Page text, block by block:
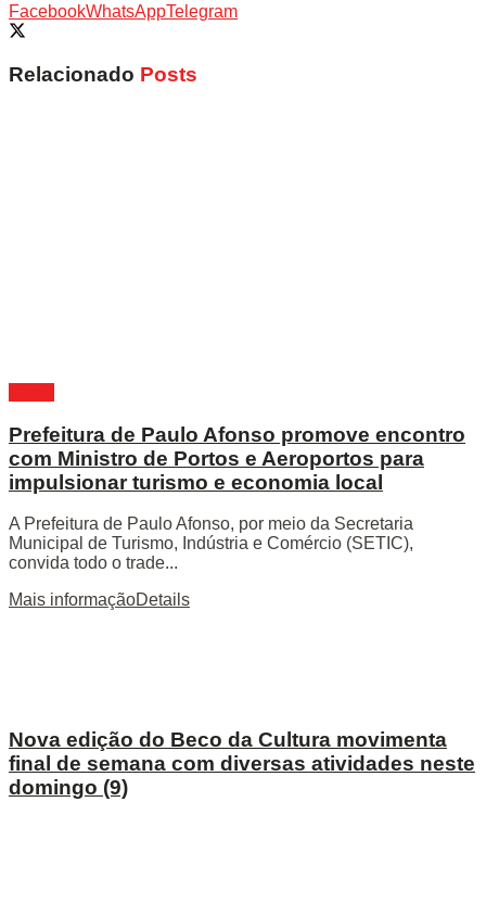
FacebookWhatsAppTelegram
Relacionado Posts
Prefeitura de Paulo Afonso promove encontro
com Ministro de Portos e Aeroportos para
impulsionar turismo e economia local
A Prefeitura de Paulo Afonso, por meio da Secretaria
Municipal de Turismo, Indústria e Comércio (SETIC),
convida todo o trade...
Mais informaçãoDetails
Nova edição do Beco da Cultura movimenta
final de semana com diversas atividades neste
domingo (9)